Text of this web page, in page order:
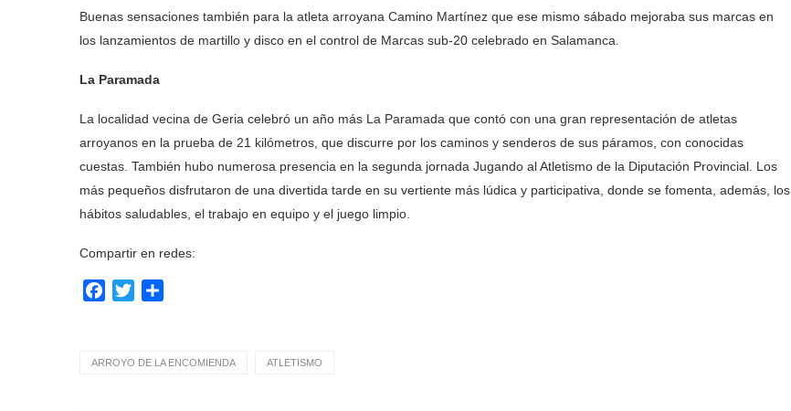
Buenas sensaciones también para la atleta arroyana Camino Martínez que ese mismo sábado mejoraba sus marcas en
los lanzamientos de martillo y disco en el control de Marcas sub-20 celebrado en Salamanca.
La Paramada
La localidad vecina de Geria celebró un año más La Paramada que contó con una gran representación de atletas
arroyanos en la prueba de 21 kilómetros, que discurre por los caminos y senderos de sus páramos, con conocidas
cuestas. También hubo numerosa presencia en la segunda jornada Jugando al Atletismo de la Diputación Provincial. Los
más pequeños disfrutaron de una divertida tarde en su vertiente más lúdica y participativa, donde se fomenta, además, los
hábitos saludables, el trabajo en equipo y el juego limpio.
Compartir en redes:
Facebook
Twitter
ARROYO DE LA ENCOMIENDA ATLETISMO